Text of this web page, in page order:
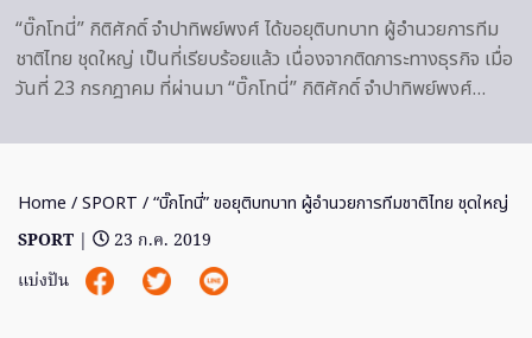
“บิ๊กโทนี่” กิติศักดิ์ จำปาทิพย์พงศ์ ได้ขอยุติบทบาท ผู้อำนวยการทีม
ชาติไทย ชุดใหญ่ เป็นที่เรียบร้อยแล้ว เนื่องจากติดภาระทางธุรกิจ เมื่อ
วันที่ 23 กรกฎาคม ที่ผ่านมา “บิ๊กโทนี่” กิติศักดิ์ จำปาทิพย์พงศ์…
Home /SPORT / “บิ๊กโทนี่” ขอยุติบทบาท ผู้อำนวยการทีมชาติไทย ชุดใหญ่
SPORT |
23 ก.ค. 2019
แบ่งปัน